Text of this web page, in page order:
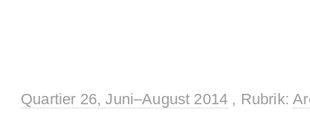
Quartier 26, Juni–August 2014 , Rubrik: